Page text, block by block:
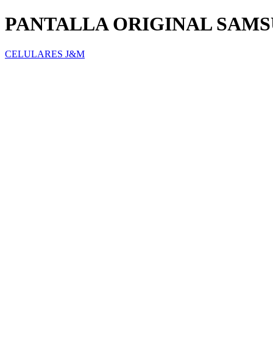
PANTALLA ORIGINAL
CELULARES J&M